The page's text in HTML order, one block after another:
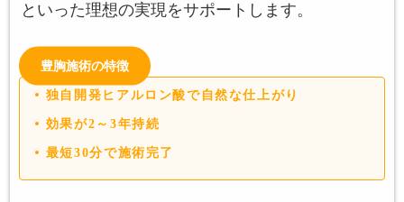
といった理想の実現をサポートします。
豊胸施術の特徴
独自開発ヒアルロン酸で自然な仕上がり
効果が2～3年持続
最短30分で施術完了